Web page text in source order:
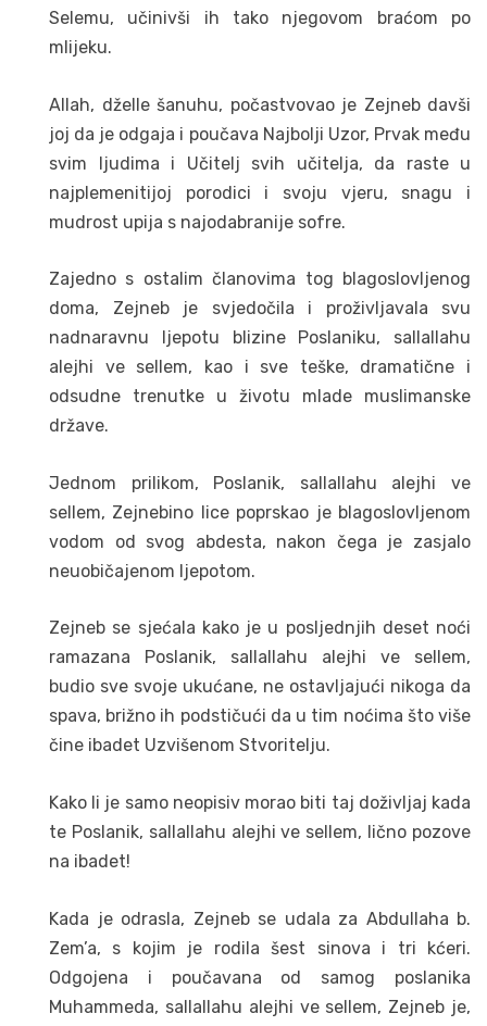
Selemu, učinivši ih tako njegovom braćom po
mlijeku.
Allah, dželle šanuhu, počastvovao je Zejneb davši
joj da je odgaja i poučava Najbolji Uzor, Prvak među
svim ljudima i Učitelj svih učitelja, da raste u
najplemenitijoj porodici i svoju vjeru, snagu i
mudrost upija s najodabranije sofre.
Zajedno s ostalim članovima tog blagoslovljenog
doma, Zejneb je svjedočila i proživljavala svu
nadnaravnu ljepotu blizine Poslaniku, sallallahu
alejhi ve sellem, kao i sve teške, dramatične i
odsudne trenutke u životu mlade muslimanske
države.
Jednom prilikom, Poslanik, sallallahu alejhi ve
sellem, Zejnebino lice poprskao je blagoslovljenom
vodom od svog abdesta, nakon čega je zasjalo
neuobičajenom ljepotom.
Zejneb se sjećala kako je u posljednjih deset noći
ramazana Poslanik, sallallahu alejhi ve sellem,
budio sve svoje ukućane, ne ostavljajući nikoga da
spava, brižno ih podstičući da u tim noćima što više
čine ibadet Uzvišenom Stvoritelju.
Kako li je samo neopisiv morao biti taj doživljaj kada
te Poslanik, sallallahu alejhi ve sellem, lično pozove
na ibadet!
Kada je odrasla, Zejneb se udala za Abdullaha b.
Zem’a, s kojim je rodila šest sinova i tri kćeri.
Odgojena i poučavana od samog poslanika
Muhammeda, sallallahu alejhi ve sellem, Zejneb je,